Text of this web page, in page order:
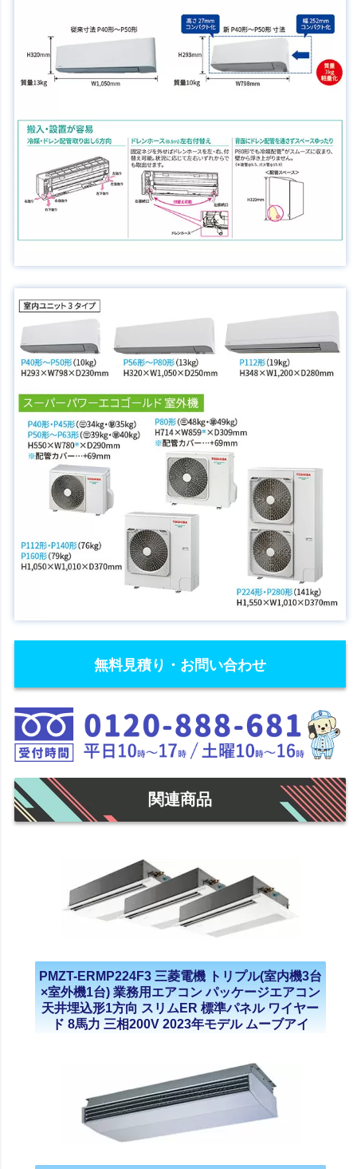
無料見積り・お問い合わせ
関連商品
PMZT-ERMP224F3 三菱電機 トリプル(室内機3台
×室外機1台) 業務用エアコン パッケージエアコン
天井埋込形1方向 スリムER 標準パネル ワイヤー
ド 8馬力 三相200V 2023年モデル ムーブアイ